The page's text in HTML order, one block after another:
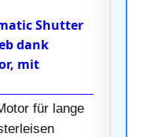
Shutter
dank
mit
für lange